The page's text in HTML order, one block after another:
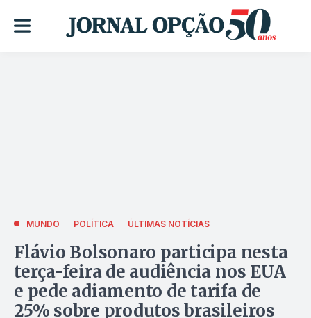
MUNDO POLÍTICA ÚLTIMAS NOTÍCIAS
Flávio Bolsonaro participa nesta
terça-feira de audiência nos EUA
e pede adiamento de tarifa de
25% sobre produtos brasileiros